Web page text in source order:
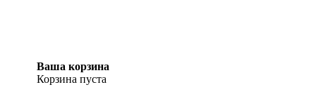
Ваша корзина
Корзина пуста